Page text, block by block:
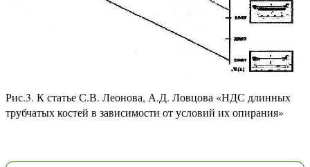
Рис.3. К статье С.В. Леонова, А.Д. Ловцова «НДС длинных
трубчатых костей в зависимости от условий их опирания»